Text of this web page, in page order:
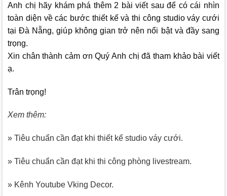
Anh chị hãy khám phá thêm 2 bài viết sau để có cái nhìn
toàn diện về các bước thiết kế và thi công studio váy cưới
tại Đà Nẵng, giúp không gian trở nên nổi bật và đầy sang
trọng.
Xin chân thành cảm ơn Quý Anh chị đã tham khảo bài viết
ạ.
Trân trọng!
Xem thêm:
» Tiêu chuẩn cần đạt khi thiết kế studio váy cưới.
» Tiêu chuẩn cần đạt khi thi công phòng livestream.
» Kênh Youtube Vking Decor.